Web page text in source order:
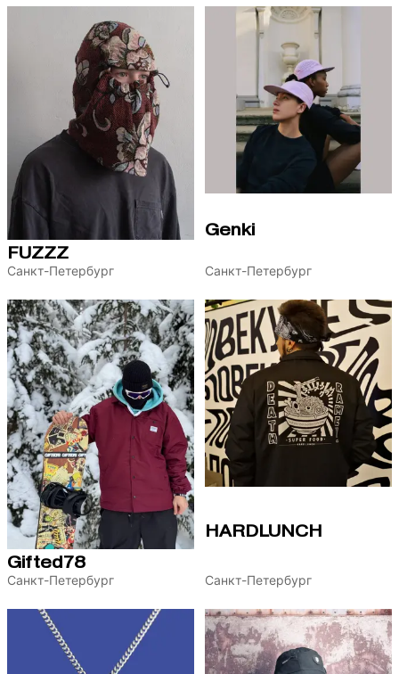
FUZZZ
Санкт-Петербург
Genki
Санкт-Петербург
Gifted78
Санкт-Петербург
HARDLUNCH
Санкт-Петербург